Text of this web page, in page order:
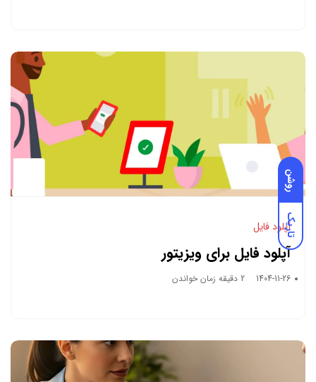
روشن
تاریکآپلود فایل
آپلود فایل برای ویزیتور
1404-11-26 2 دقیقه زمان خواندن